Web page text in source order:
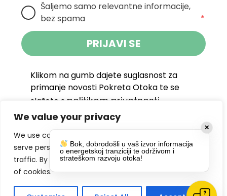
We value your privacy
We use cookies to enhance your browsing experience,
serve personalized ads or content, and analyze our
traffic. By clicking "Accept All", you consent to our use
of cookies.
Šaljemo samo relevantne informacije,
bez spama
*
PRIJAVI SE
Klikom na gumb dajete suglasnost za
primanje novosti Pokreta Otoka te se
slažete s politikom privatnosti.
DRUŠTVENE MREŽE ✕
Bok, dobrodošli u vaš izvor informacija
o energetskoj tranziciji te održivom i
strateškom razvoju otoka!